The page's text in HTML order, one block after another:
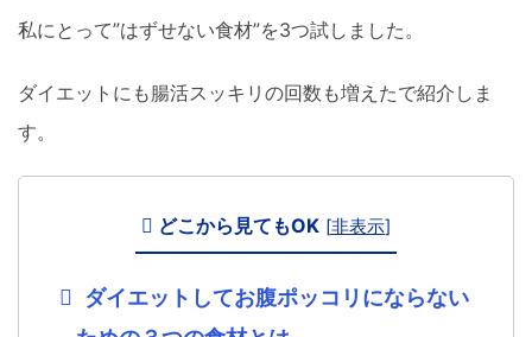
私にとって”はずせない食材”を3つ試しました。
ダイエットにも腸活スッキリの回数も増えたで紹介しま
す。
どこから見てもOK [非表示]
ダイエットしてお腹ポッコリにならない